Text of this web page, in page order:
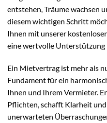
entstehen, Träume wachsen
diesem wichtigen Schritt
Ihnen mit unserer
eine wertvolle Unterstützung
Ein Mietvertrag ist mehr als
Fundament für ein
Ihnen und Ihrem Vermieter.
Pflichten, schafft Klarheit
unerwarteten